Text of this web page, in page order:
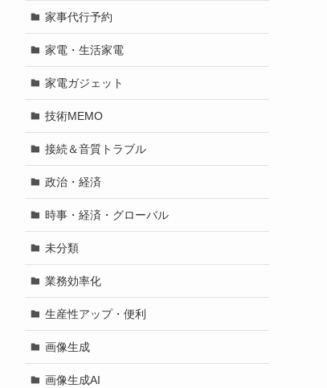
家事代行予約
家電・生活家電
家電ガジェット
技術MEMO
接続＆音質トラブル
政治・経済
時事・経済・グローバル
未分類
業務効率化
生産性アップ・便利
画像生成
画像生成AI